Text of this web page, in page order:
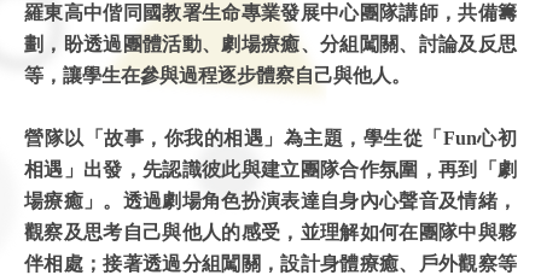
羅東高中偕同國教署生命專業發展中心團隊講師，共備籌
劃，盼透過團體活動、劇場療癒、分組闖關、討論及反思
等，讓學生在參與過程逐步體察自己與他人。
營隊以「故事，你我的相遇」為主題，學生從「Fun心初
相遇」出發，先認識彼此與建立團隊合作氛圍，再到「劇
場療癒」。透過劇場角色扮演表達自身內心聲音及情緒，
觀察及思考自己與他人的感受，並理解如何在團隊中與夥
伴相處；接著透過分組闖關，設計身體療癒、戶外觀察等